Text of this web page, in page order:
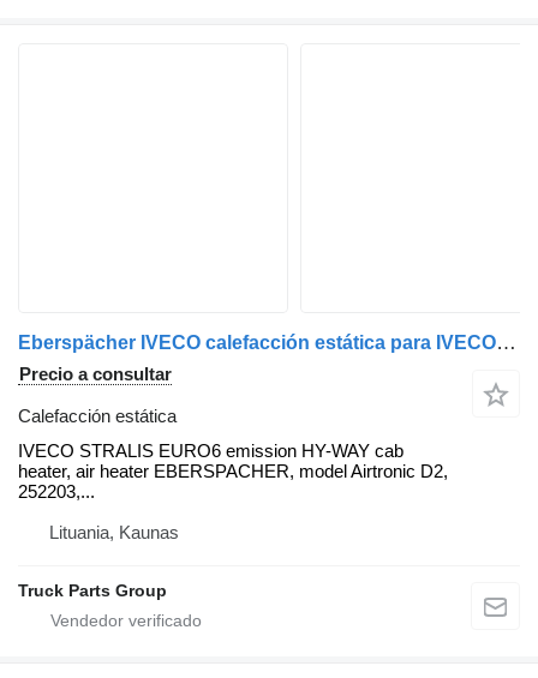
Eberspächer IVECO calefacción estática para IVECO STRALIS EURO6 cabeza tractora
Precio a consultar
Calefacción estática
IVECO STRALIS EURO6 emission HY-WAY cab
heater, air heater EBERSPACHER, model Airtronic D2,
252203,...
Lituania, Kaunas
Truck Parts Group